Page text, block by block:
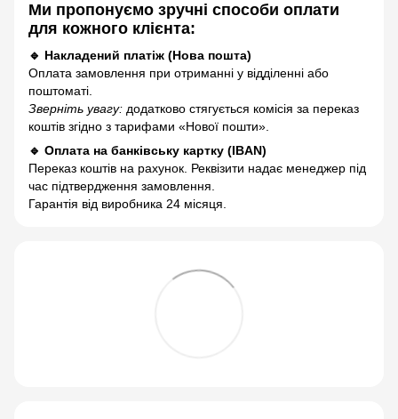
Ми пропонуємо зручні способи оплати
для кожного клієнта:
🔹 Накладений платіж (Нова пошта)
Оплата замовлення при отриманні у відділенні або
поштоматі.
Зверніть увагу: додатково стягується комісія за переказ
коштів згідно з тарифами «Нової пошти».
🔹 Оплата на банківську картку (IBAN)
Переказ коштів на рахунок. Реквізити надає менеджер під
час підтвердження замовлення.
Гарантія від виробника 24 місяця.